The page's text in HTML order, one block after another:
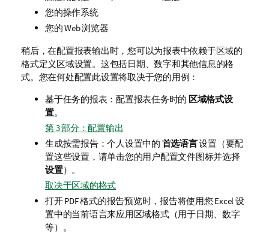
您的操作系统
您的 Web 浏览器
稍后，在配置报表输出时，您可以为报表中依赖于区域的
格式定义区域设置。这包括日期、数字和其他信息的格
式。您在何处配置此设置将取决于您的用例：
基于任务的报表：配置报表任务时的 区域格式设
置。
第 3 部分：配置输出
生成按需报告：个人设置中的 首选语言设置（要配
置这些设置，请单击您的用户配置文件图标并选择
设置）。
取决于区域的格式
打开 PDF 格式的报告预览时，报告将使用您 Excel设
置中的当前语言来应用区域格式（用于日期、数字
等）。